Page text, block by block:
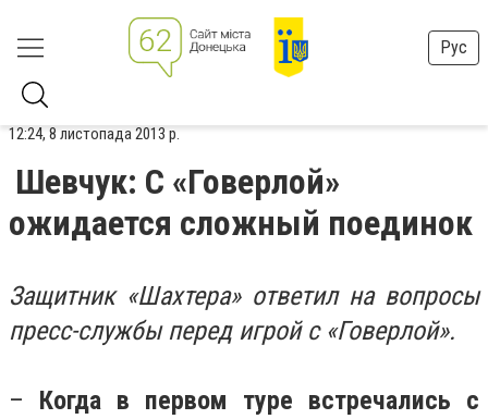
Рус
12:24, 8 листопада 2013 р.
Шевчук: C «Говерлой»
ожидается сложный поединок
Защитник «Шахтера» ответил на вопросы
пресс-службы перед игрой с «Говерлой».
– Когда в первом туре встречались с